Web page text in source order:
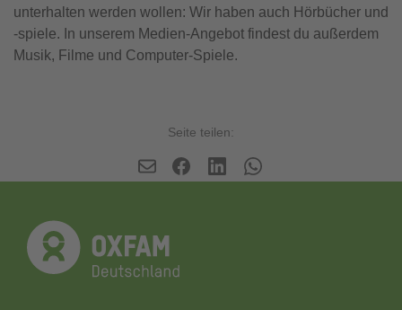
unterhalten werden wollen: Wir haben auch Hörbücher und
-spiele. In unserem Medien-Angebot findest du außerdem
Musik, Filme und Computer-Spiele.
Seite teilen: